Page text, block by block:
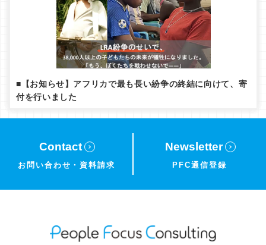
■【お知らせ】アフリカで最も長い紛争の終結に向けて、寄
付を行いました
Contact
お問い合わせ・ 資料請求
Newsletter
PFC通信登録